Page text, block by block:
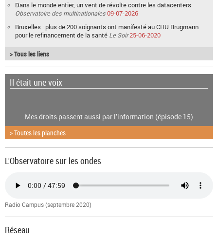
Dans le monde entier, un vent de révolte contre les datacenters
Observatoire des multinationales09-07-2026
Bruxelles : plus de 200 soignants ont manifesté au CHU Brugmann
pour le refinancement de la santé Le Soir25-06-2020
> Tous les liens
Il était une voix
Mes droits passent aussi par l’information (épisode 15)
> Toutes les planches
L'Observatoire sur les ondes
Radio Campus (septembre 2020)
Réseau